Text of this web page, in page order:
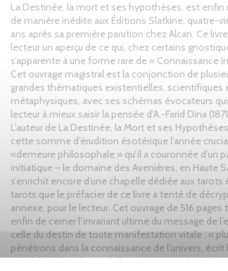
La Destinée, la mort et ses hypothèses, est enfin
de manière inédite aux Éditions Slatkine, quatre-
ans après sa première parution chez Alcan. Ce
lecteur un aperçu de ce qui, chez certains
s’apparente à une forme rare de « Connaissance
Cet ouvrage magistral est la conjonction de
grandes thématiques existentielles, scientifiques
métaphysiques, avec ses schémas évocateurs
lecteur à mieux saisir la pensée d’A.-Farid Dina
L’auteur de La Destinée, la Mort et ses
cette somme d’érudition ésotérique l’année
«demeure philosophale » qu’il a couronnée d’un
initiatique – le domaine des Avenières, en Haute
s’enrichit encore d’une chapelle dédiée aux tarots
tarots que le préfacier de ce livre a tenté de
annexe, pour le lecteur. Cet ouvrage de 516 pages
enfin de cerner l’invariant ultime du message de
celle du destin de toute manifestation vitale : «
pénétrons dans la connaissance de l’univers, écrit
plus il faut abandonner l’illusion du hasard et de